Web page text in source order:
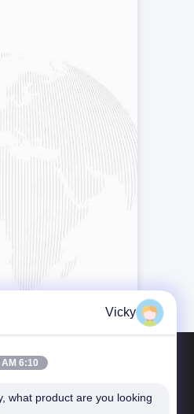
Vicky
6:10 AM
what product are you looking